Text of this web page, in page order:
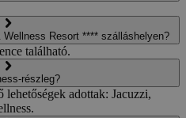
Van medence a(z) Cihelny Golf & Wellness Resort **** szálláshelyen?
található.
részleg?
lehetőségek adottak: Jacuzzi,